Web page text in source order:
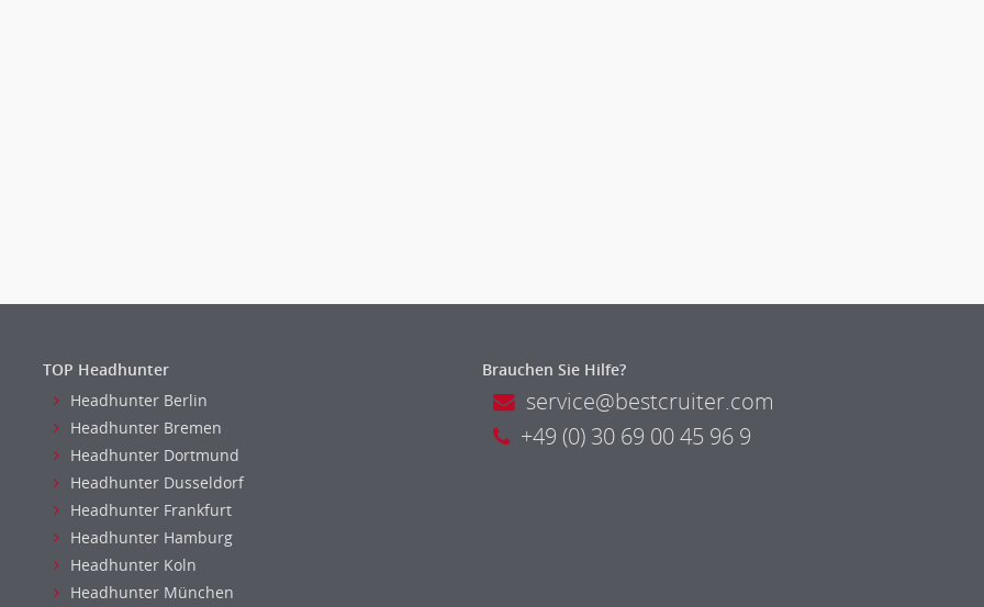
TOP Headhunter
Headhunter Berlin
Headhunter Bremen
Headhunter Dortmund
Headhunter Dusseldorf
Headhunter Frankfurt
Headhunter Hamburg
Headhunter Koln
Headhunter München
Brauchen Sie Hilfe?
service@bestcruiter.com
+49 (0) 30 69 00 45 96 9